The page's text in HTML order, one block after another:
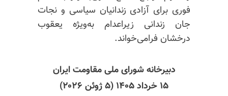
فوری برای آزادی زندانیان سیاسی و نجات
جان زندانی زیراعدام به‌ویژه یعقوب
درخشان فرامی‌خواند.
دبیرخانه شورای ملی مقاومت ایران
۱۵ خرداد ۱۴۰۵ (۵ ژوئن ۲۰۲۶)